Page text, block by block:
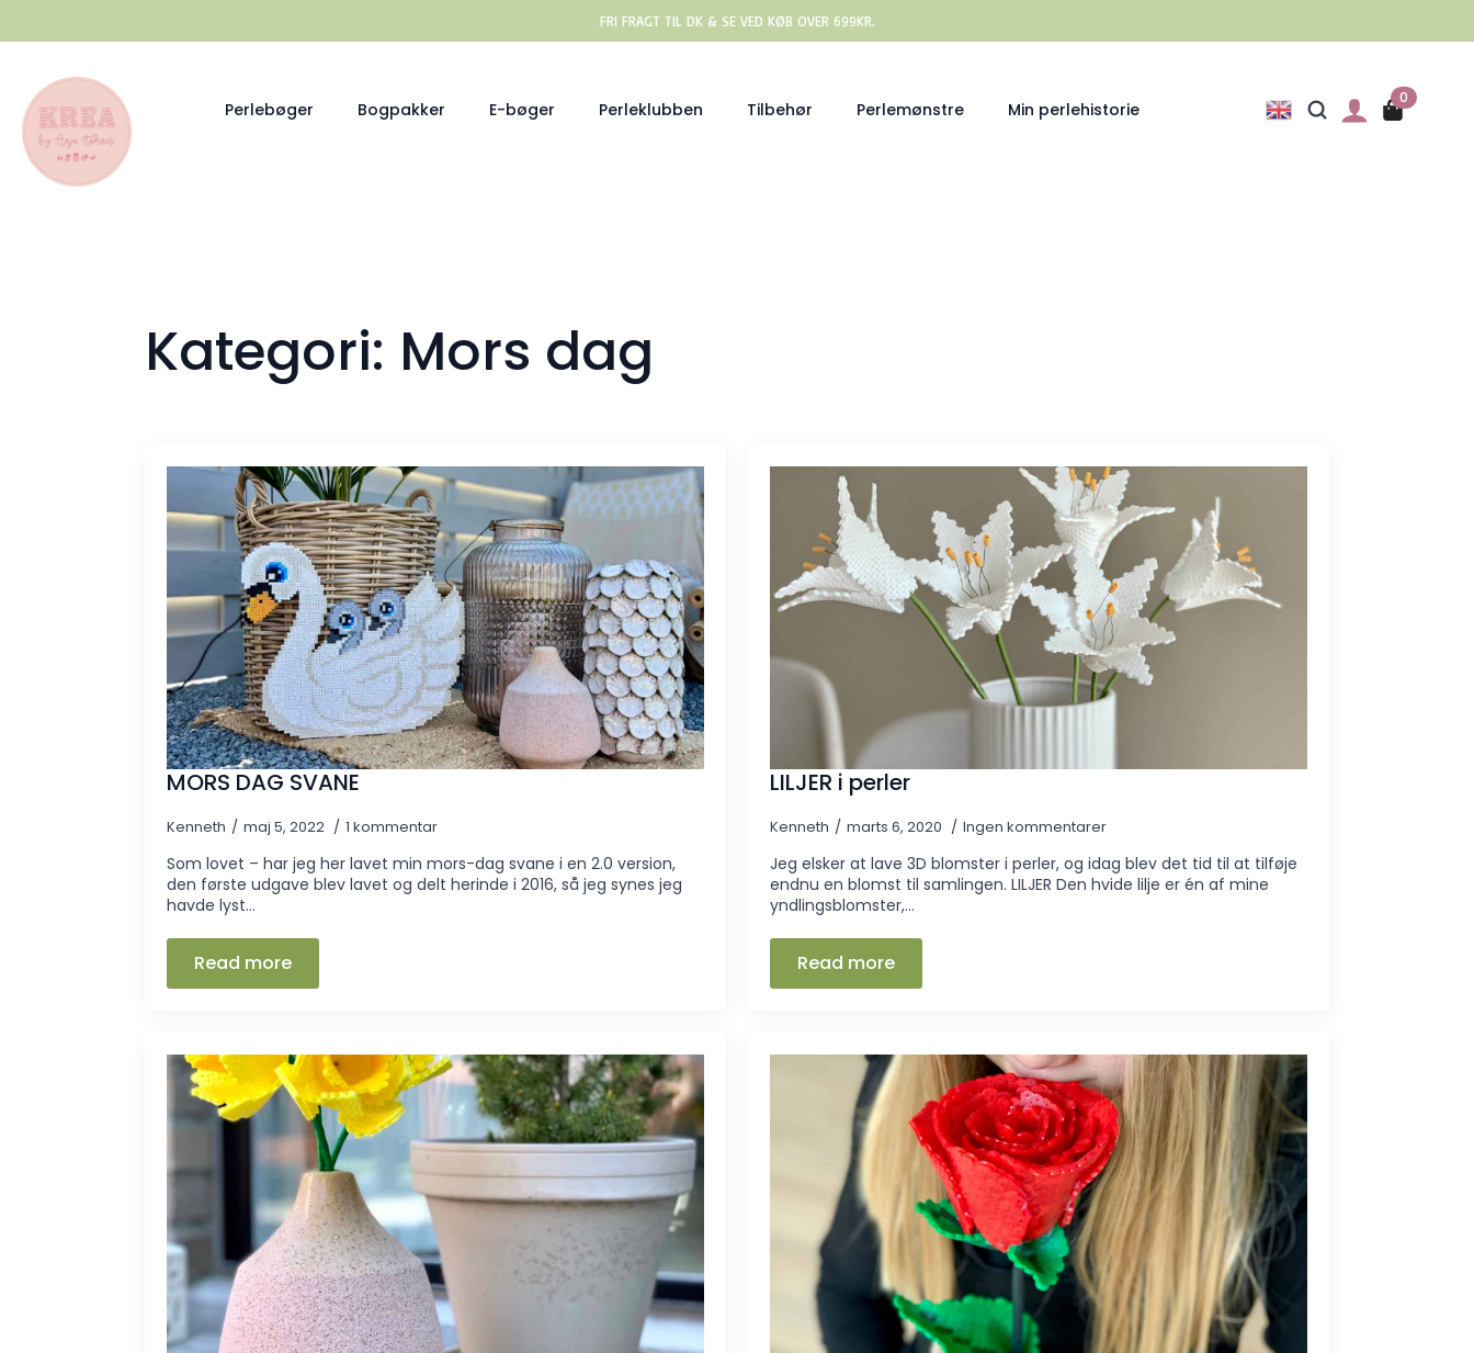
FRI FRAGT TIL DK & SE VED KØB OVER 699KR.
Perlebøger Bogpakker E-bøger Perleklubben Tilbehør Perlemønstre Min perlehistorie
0
Kategori: Mors dag
MORS DAG SVANE
Kenneth maj 5, 2022 1 kommentar
Som lovet – har jeg her lavet min mors-dag svane i en 2.0 version,
den første udgave blev lavet og delt herinde i 2016, så jeg synes jeg
havde lyst…
Read more
LILJER i perler
Kenneth marts 6, 2020 Ingen kommentarer
Jeg elsker at lave 3D blomster i perler, og idag blev det tid til at tilføje
endnu en blomst til samlingen. LILJER Den hvide lilje er én af mine
yndlingsblomster,…
Read more